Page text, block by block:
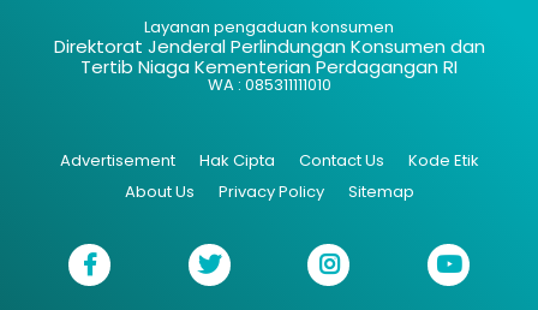
Layanan pengaduan konsumen
Direktorat Jenderal Perlindungan Konsumen dan
Tertib Niaga Kementerian Perdagangan RI
WA : 085311111010
Advertisement Hak Cipta Contact Us
Kode Etik
About Us
Privacy Policy Sitemap